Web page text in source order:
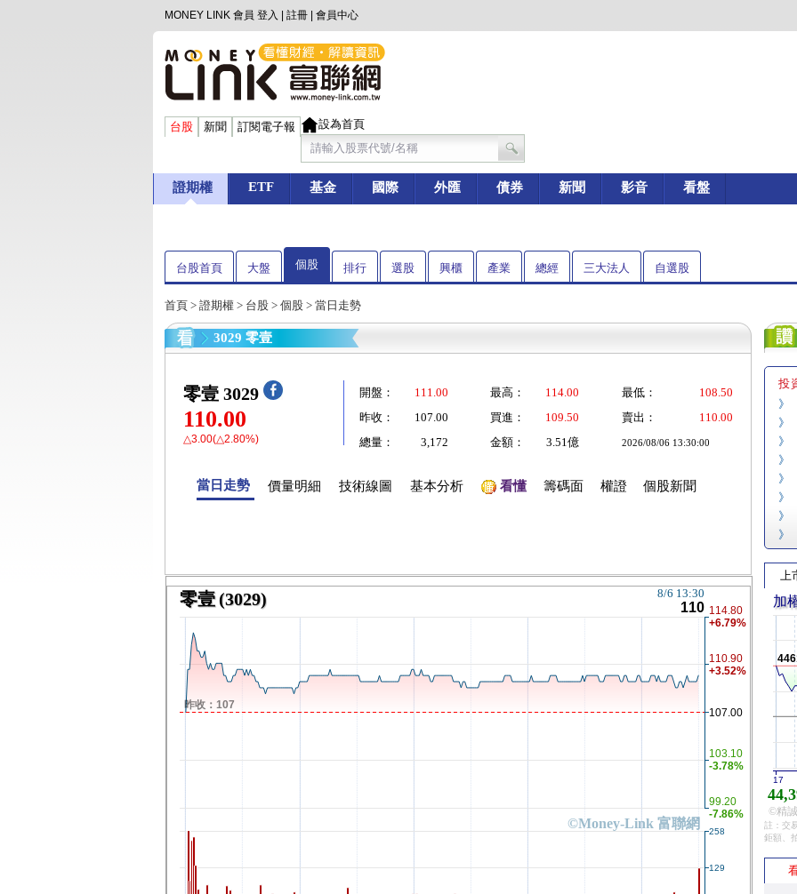
MONEY LINK 會員 登入 註冊 會員中心
台股 新聞 訂閱電子報 設為首頁
證期權 ETF 基金 國際 外匯 債券 新聞 影音 看盤
台股首頁 大盤 個股 排行 選股 興櫃 產業 總經 三大法人 自選股
首頁 > 證期權 > 台股 > 個股 > 當日走勢
3029 零壹
零壹 3029
110.00
△3.00(△2.80%)
開盤： 111.00 最高： 114.00 最低：
108.50
昨收：
107.00 買進： 109.50 賣出：
110.00
總量：
3,172 金額： 3.51億 2026/08/06 13:30:00
當日走勢 價量明細 技術線圖 基本分析 看懂 籌碼面 權證 個股新聞
投
》
》
》
》
》
》
》
》
上
加
17
©精
註：交
鉅額、